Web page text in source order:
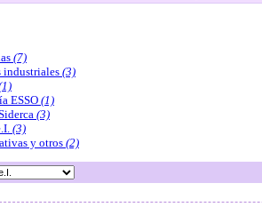
(7)
industriales (3)
ESSO (1)
(3)
(3)
y otros (2)